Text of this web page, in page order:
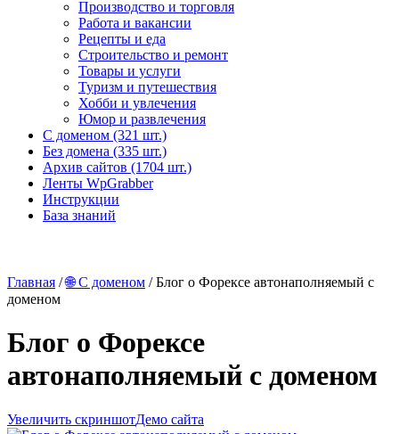
Производство и торговля
Работа и вакансии
Рецепты и еда
Строительство и ремонт
Товары и услуги
Туризм и путешествия
Хобби и увлечения
Юмор и развлечения
С доменом (321 шт.)
Без домена (335 шт.)
Архив сайтов (1704 шт.)
Ленты WpGrabber
Инструкции
База знаний
Главная /🌐 С доменом / Блог о Форексе автонаполняемый с
доменом
Блог о Форексе
автонаполняемый с доменом
Увеличить скриншотДемо сайта